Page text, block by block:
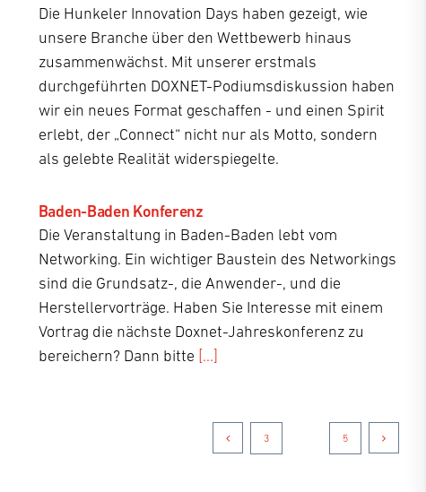
Die Hunkeler Innovation Days haben gezeigt, wie
unsere Branche über den Wettbewerb hinaus
zusammenwächst. Mit unserer erstmals
durchgeführten DOXNET-Podiumsdiskussion haben
wir ein neues Format geschaffen - und einen Spirit
erlebt, der „Connect“ nicht nur als Motto, sondern
als gelebte Realität widerspiegelte.
Baden-Baden Konferenz
Die Veranstaltung in Baden-Baden lebt vom
Networking. Ein wichtiger Baustein des Networkings
sind die Grundsatz-, die Anwender-, und die
Herstellervorträge. Haben Sie Interesse mit einem
Vortrag die nächste Doxnet-Jahreskonferenz zu
bereichern? Dann bitte [...]
3 5